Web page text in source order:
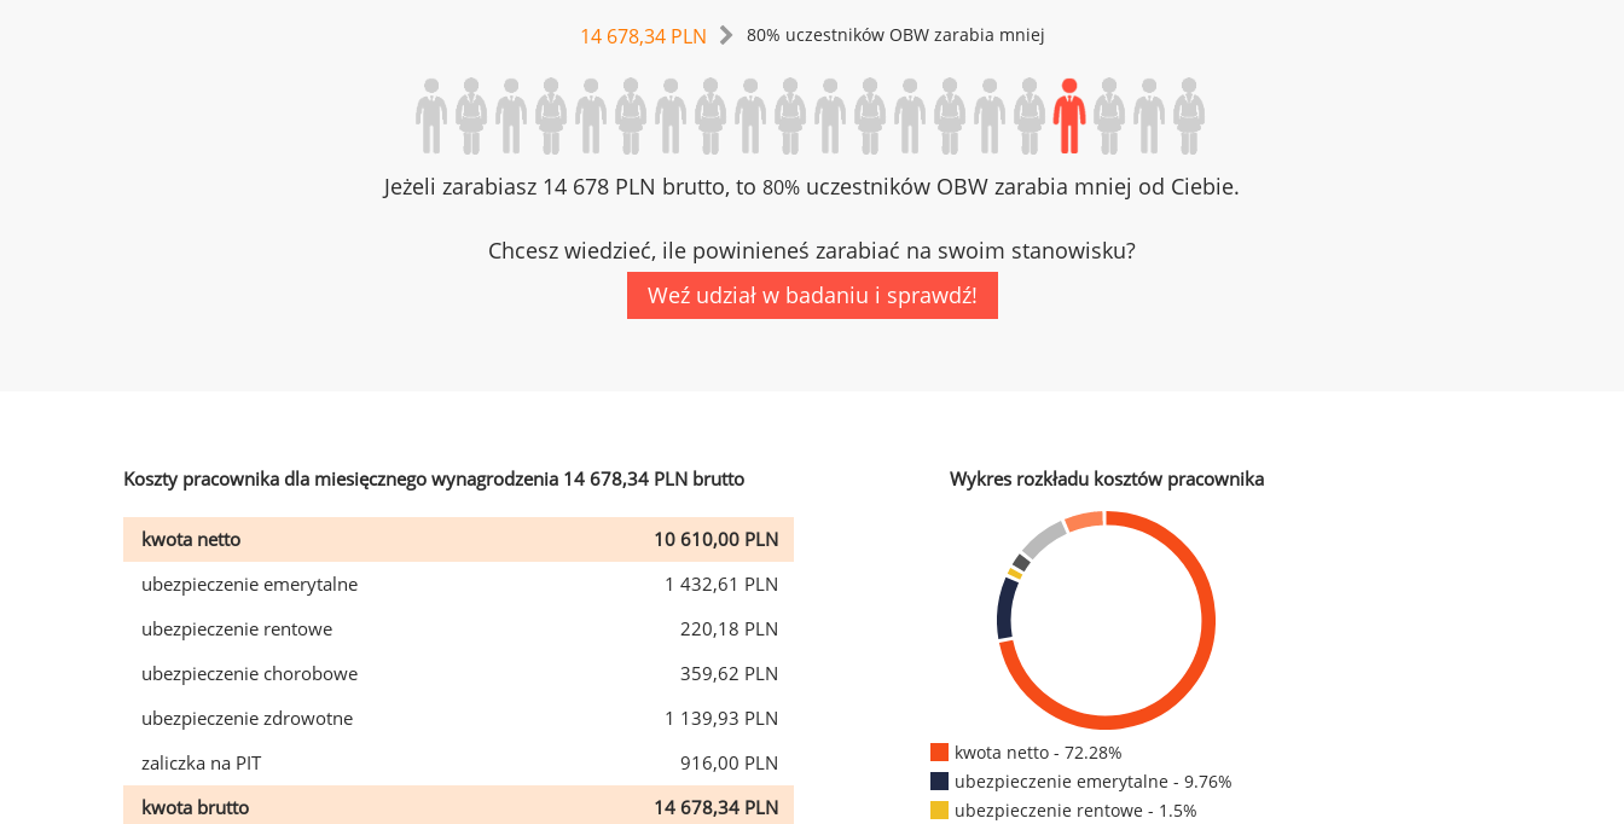
14 678,34 PLN 80% uczestników OBW zarabia mniej
Jeżeli zarabiasz 14 678 PLN brutto, to 80% uczestników OBW zarabia mniej od Ciebie.
Chcesz wiedzieć, ile powinieneś zarabiać na swoim stanowisku?
Weź udział w badaniu i sprawdź!
Koszty pracownika dla miesięcznego wynagrodzenia 14 678,34 PLN brutto
kwota netto
10 610,00 PLN
ubezpieczenie emerytalne
1 432,61 PLN
ubezpieczenie rentowe
220,18 PLN
ubezpieczenie chorobowe
359,62 PLN
ubezpieczenie zdrowotne
1 139,93 PLN
zaliczka na PIT
916,00 PLN
kwota brutto
14 678,34 PLN
Wykres rozkładu kosztów pracownika
kwota netto - 72.28%
ubezpieczenie emerytalne - 9.76%
ubezpieczenie rentowe - 1.5%